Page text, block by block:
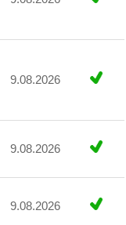
9.08.2026
9.08.2026
9.08.2026